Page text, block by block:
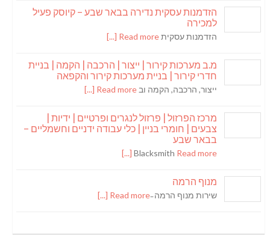
הזדמנות עסקית נדירה בבאר שבע – קיוסק פעיל
למכירה
הזדמנות עסקיתRead more [...]
מ.ב מערכות קירור | ייצור | הרכבה | הקמה | בניית
חדרי קירור | בניית מערכות קירור והקפאה
ייצור, הרכבה, הקמה וב Read more [...]
מרכז הפרזול | פרזול לנגרים ופרטיים | ידיות |
צבעים | חומרי בניין | כלי עבודה ידניים וחשמליים –
בבאר שבע
Blacksmith Read more [...]
מנוף הרמה
שירות מנוף הרמה ̵Read more [...]